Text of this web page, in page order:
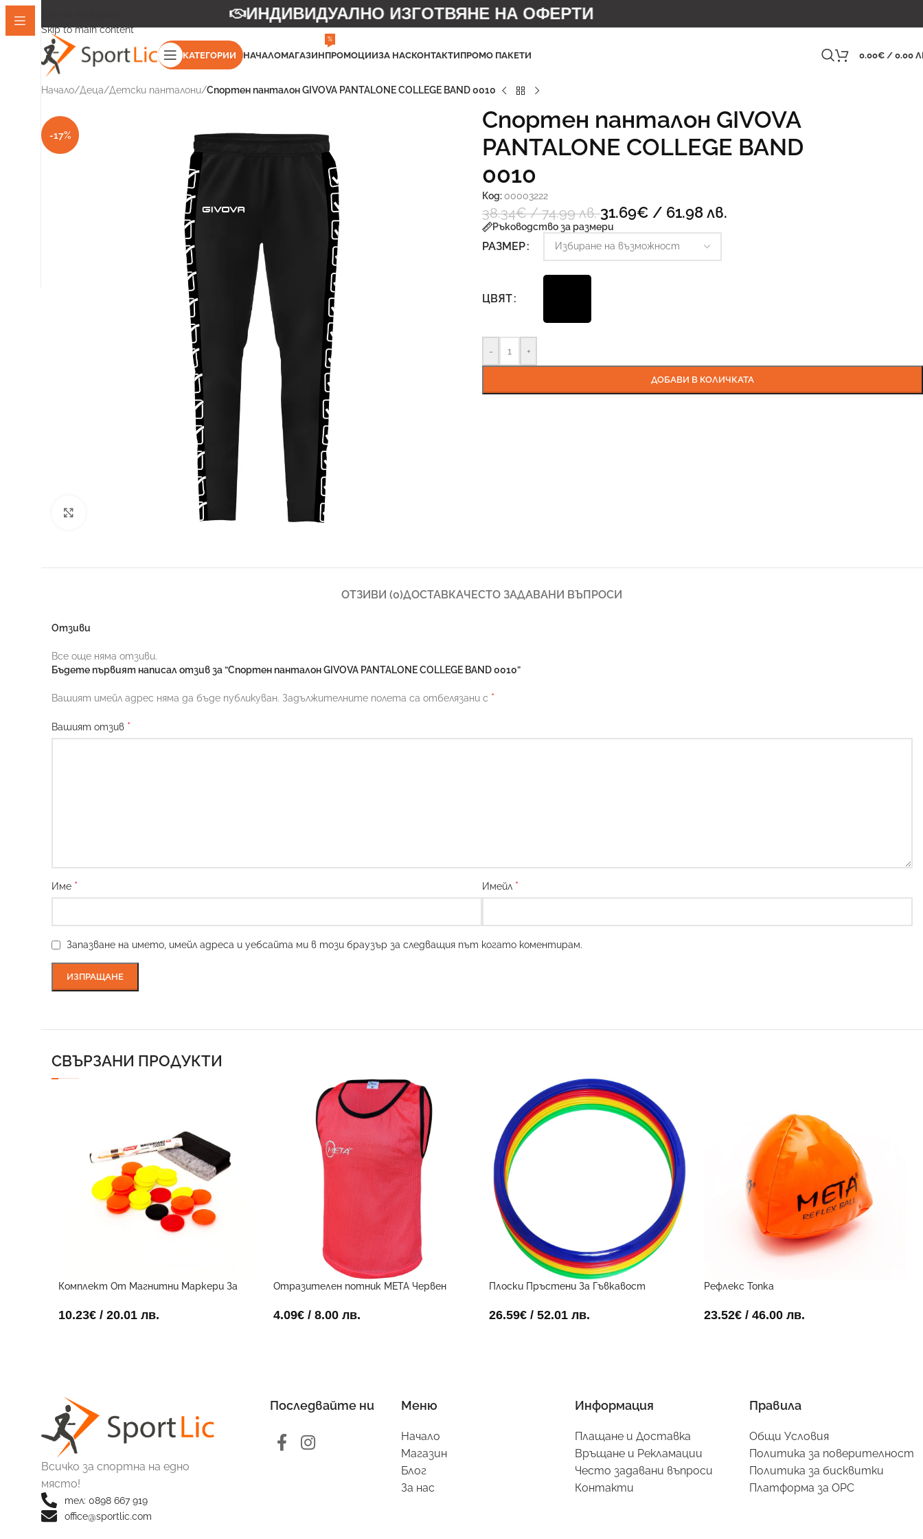
Skip to main content
ИНДИВИДУАЛНО ИЗГОТВЯНЕ НА ОФЕРТИ
КАТЕГОРИИ НАЧАЛОМАГАЗИНПРОМОЦИИ
%
ЗА НАСКОНТАКТИПРОМО ПАКЕТИ 0.00€ / 0.00
Начало/Деца/Детски панталони/Спортен панталон GIVOVA PANTALONE COLLEGE BAND 0010
-17%
Спортен панталон GIVOVA
PANTALONE COLLEGE BAND
0010
Код: 00003222
38.34€/ 74.99 лв.31.69€ / 61.98 лв.
Ръководство за размери
РАЗМЕР
ЦВЯТ
- +
ДОБАВИ В КОЛИЧКАТА
ОТЗИВИ (0)ДОСТАВКАЧЕСТО ЗАДАВАНИ ВЪПРОСИ
Отзиви
Все още няма отзиви.
Бъдете първият написал отзив за “Спортен панталон GIVOVA PANTALONE COLLEGE BAND 0010”
Вашият имейл адрес няма да бъде публикуван. Задължителните полета са отбелязани с *
Вашият отзив *
Име * Имейл *
Запазване на името, имейл адреса и уебсайта ми в този браузър за следващия път когато коментирам.
СВЪРЗАНИ ПРОДУКТИ
Комплект От Магнитни Маркери За
10.23€ / 20.01 лв.
Отразителен потник META Червен
4.09€ / 8.00 лв.
Плоски Пръстени За Гъвкавост
26.59€/ 52.01 лв.
Рефлекс Топка
23.52€ / 46.00 лв.
Всичко за спортна на едно
място!
тел: 0898 667 919
office@sportlic.com
Последвайте ни Меню
Начало
Магазин
Блог
За нас
Информация
Плащане и Доставка
Връщане и Рекламации
Често задавани въпроси
Контакти
Правила
Общи Условия
Политика за поверителност
Политика за бисквитки
Платформа за ОРС